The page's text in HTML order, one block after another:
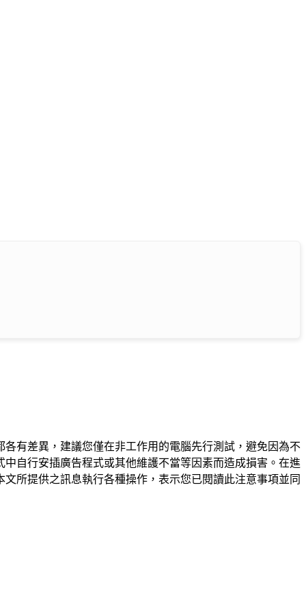
有差異，建議您僅在非工作用的電腦先行測試，避免因為不
自行安插廣告程式或其他維護不當等因素而造成損害。在進
所提供之訊息執行各種操作，表示您已閱讀此注意事項並同